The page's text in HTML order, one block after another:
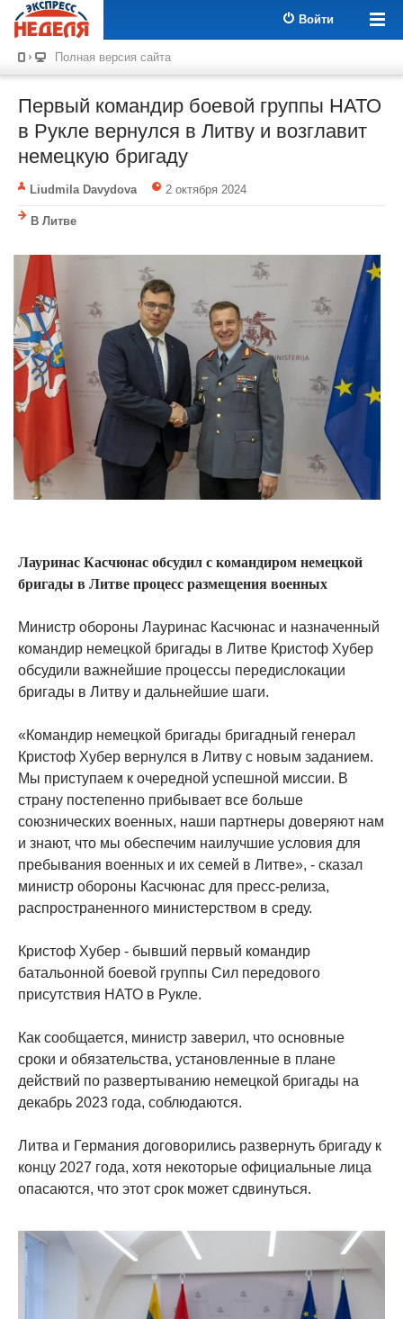
Войти
Полная версия сайта
Первый командир боевой группы НАТО
в Рукле вернулся в Литву и возглавит
немецкую бригаду
Liudmila Davydova 2 октября 2024
В Литве
Лауринас Касчюнас обсудил с командиром немецкой
бригады в Литве процесс размещения военных
Министр обороны Лауринас Касчюнас и назначенный
командир немецкой бригады в Литве Кристоф Хубер
обсудили важнейшие процессы передислокации
бригады в Литву и дальнейшие шаги.
«Командир немецкой бригады бригадный генерал
Кристоф Хубер вернулся в Литву с новым заданием.
Мы приступаем к очередной успешной миссии. В
страну постепенно прибывает все больше
союзнических военных, наши партнеры доверяют нам
и знают, что мы обеспечим наилучшие условия для
пребывания военных и их семей в Литве», - сказал
министр обороны Касчюнас для пресс-релиза,
распространенного министерством в среду.
Кристоф Хубер - бывший первый командир
батальонной боевой группы Сил передового
присутствия НАТО в Рукле.
Как сообщается, министр заверил, что основные
сроки и обязательства, установленные в плане
действий по развертыванию немецкой бригады на
декабрь 2023 года, соблюдаются.
Литва и Германия договорились развернуть бригаду к
концу 2027 года, хотя некоторые официальные лица
опасаются, что этот срок может сдвинуться.